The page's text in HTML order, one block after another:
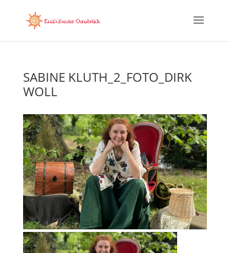
SABINE KLUTH_2_FOTO_DIRK
WOLL